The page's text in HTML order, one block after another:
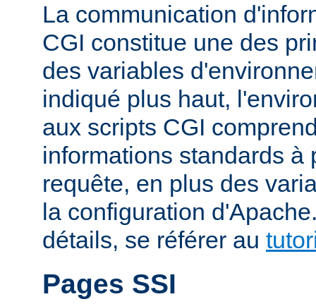
La communication
CGI constitue une des
des variables
indiqué plus haut,
aux scripts CGI
informations standards à
requête, en plus des
la configuration
détails, se référer au
Pages SSI